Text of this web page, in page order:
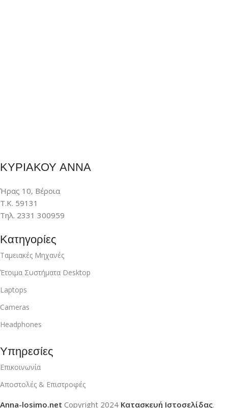
ΚΥΡΙΑΚΟΥ ΑΝΝΑ
Ήρας 10, Βέροια
Τ.Κ. 59131
Τηλ. 2331 300959
Κατηγορίες
Ταμειακές Μηχανές
Έτοιμα Συστήματα Desktop
Laptops
Cameras
Headphones
Υπηρεσίες
Επικοινωνία
Αποστολές & Επιστροφές
Anna-losimo.net Copyright 2024 Κατασκευή Ιστοσελίδας.